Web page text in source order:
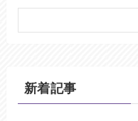
(17)
新着記事